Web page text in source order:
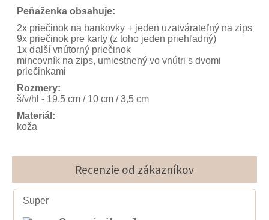
Peňaženka obsahuje:
2x priečinok na bankovky + jeden uzatvárateľný na zips
9x priečinok pre karty (z toho jeden priehľadný)
1x ďalší vnútorný priečinok
mincovník na zips, umiestnený vo vnútri s dvomi
priečinkami
Rozmery:
š/v/hl - 19,5 cm / 10 cm / 3,5 cm
Materiál:
koža
Recenzie od zákazníkov
Super